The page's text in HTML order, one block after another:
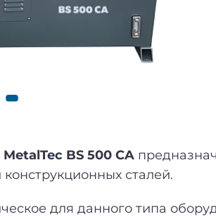
MetalTec BS 500 СA
сталей.
для данного типа